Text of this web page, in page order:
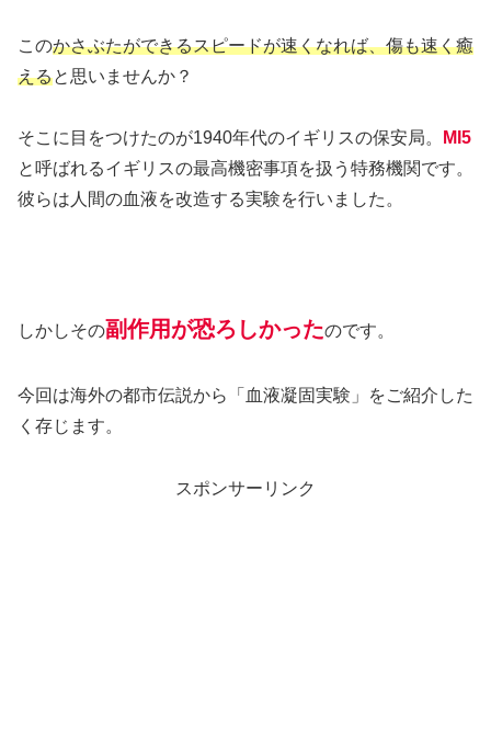
このかさぶたができるスピードが速くなれば、傷も速く癒
えると思いませんか？
そこに目をつけたのが1940年代のイギリスの保安局。
MI5
と呼ばれるイギリスの最高機密事項を扱う特務機関です。
彼らは人間の血液を改造する実験を行いました。
しかしその副作用が恐ろしかったのです。
今回は海外の都市伝説から「血液凝固実験」をご紹介した
く存じます。
スポンサーリンク